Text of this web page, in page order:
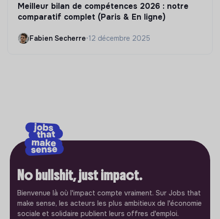
Meilleur bilan de compétences 2026 : notre
comparatif complet (Paris & En ligne)
Fabien Secherre•12 décembre 2025
No bullshit, just impact.
Bienvenue là où l'impact compte vraiment. Sur Jobs that
make sense, les acteurs les plus ambitieux de l'économie
sociale et solidaire publient leurs offres d'emploi.